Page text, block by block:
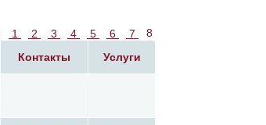
1 2 3 4 5 6 7
8
Контакты Услуги